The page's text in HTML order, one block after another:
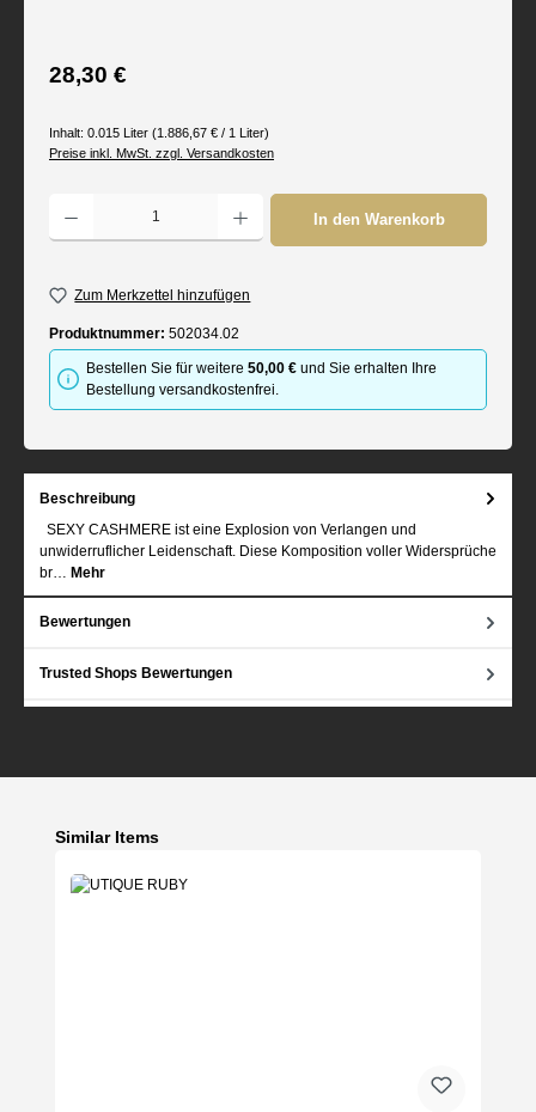
Regulärer Preis:
28,30 €
Inhalt: 0.015 Liter (1.886,67 € / 1 Liter)
Preise inkl. MwSt. zzgl. Versandkosten
Produkt Anzahl: Gib den gewünschten Wert ein oder benutze die Schaltflächen um
In den Warenkorb
Zum Merkzettel hinzufügen
Produktnummer: 502034.02
Bestellen Sie für weitere50,00 € und Sie erhalten Ihre
Bestellung versandkostenfrei.
Beschreibung
SEXY CASHMERE ist eine Explosion von Verlangen und
unwiderruflicher Leidenschaft. Diese Komposition voller Widersprüche
br… Mehr
Bewertungen
Trusted Shops Bewertungen
Produktgalerie überspringen
Similar Items